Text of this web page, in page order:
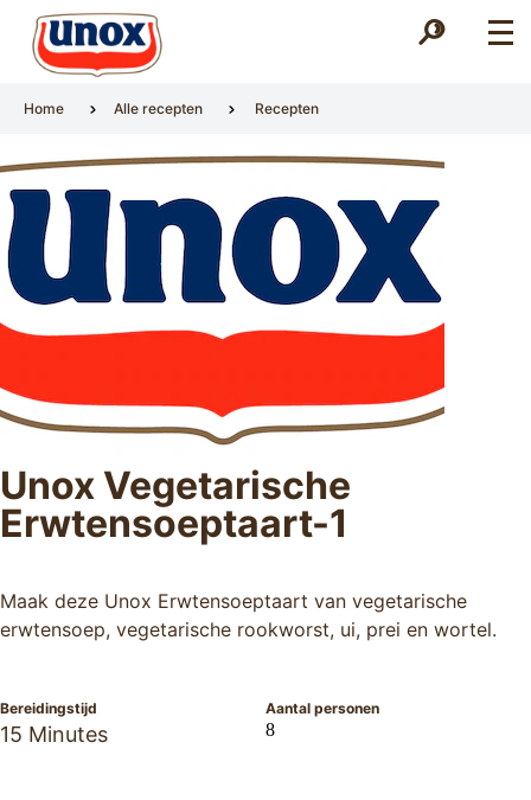
Zoek
Zoek
Home Alle recepten Recepten
Unox Vegetarische
Erwtensoeptaart-1
Maak deze Unox Erwtensoeptaart van vegetarische
erwtensoep, vegetarische rookworst, ui, prei en wortel.
Bereidingstijd
15 Minutes
Aantal personen
8